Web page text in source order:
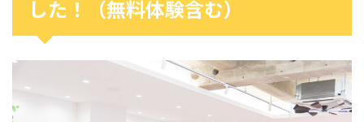
した！（無料体験含む）